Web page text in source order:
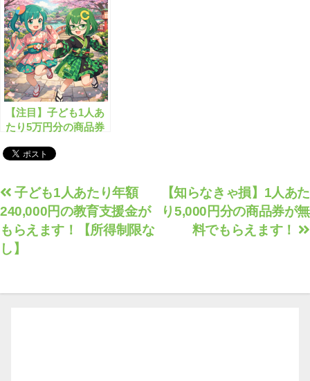
【注目】子ども1人あ
たり5万円分の商品券
投
稿
ナ
ビ
【知らなきゃ損】1人あた
り5,000円分の商品券が無
料でもらえます！
子ども1人あたり年額
240,000円の教育支援金が
もらえます！【所得制限な
し】